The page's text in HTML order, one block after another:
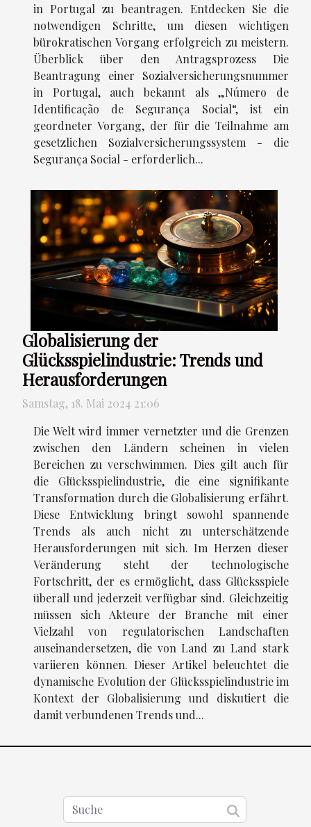
in Portugal zu beantragen. Entdecken Sie die
notwendigen Schritte, um diesen wichtigen
bürokratischen Vorgang erfolgreich zu meistern.
Überblick über den Antragsprozess Die
Beantragung einer Sozialversicherungsnummer
in Portugal, auch bekannt als „Número de
Identificação de Segurança Social“, ist ein
geordneter Vorgang, der für die Teilnahme am
gesetzlichen Sozialversicherungssystem - die
Segurança Social - erforderlich...
Globalisierung der
Glücksspielindustrie: Trends und
Herausforderungen
Samstag, 18. Mai 2024 21:06
Die Welt wird immer vernetzter und die Grenzen
zwischen den Ländern scheinen in vielen
Bereichen zu verschwimmen. Dies gilt auch für
die Glücksspielindustrie, die eine signifikante
Transformation durch die Globalisierung erfährt.
Diese Entwicklung bringt sowohl spannende
Trends als auch nicht zu unterschätzende
Herausforderungen mit sich. Im Herzen dieser
Veränderung steht der technologische
Fortschritt, der es ermöglicht, dass Glücksspiele
überall und jederzeit verfügbar sind. Gleichzeitig
müssen sich Akteure der Branche mit einer
Vielzahl von regulatorischen Landschaften
auseinandersetzen, die von Land zu Land stark
variieren können. Dieser Artikel beleuchtet die
dynamische Evolution der Glücksspielindustrie im
Kontext der Globalisierung und diskutiert die
damit verbundenen Trends und...